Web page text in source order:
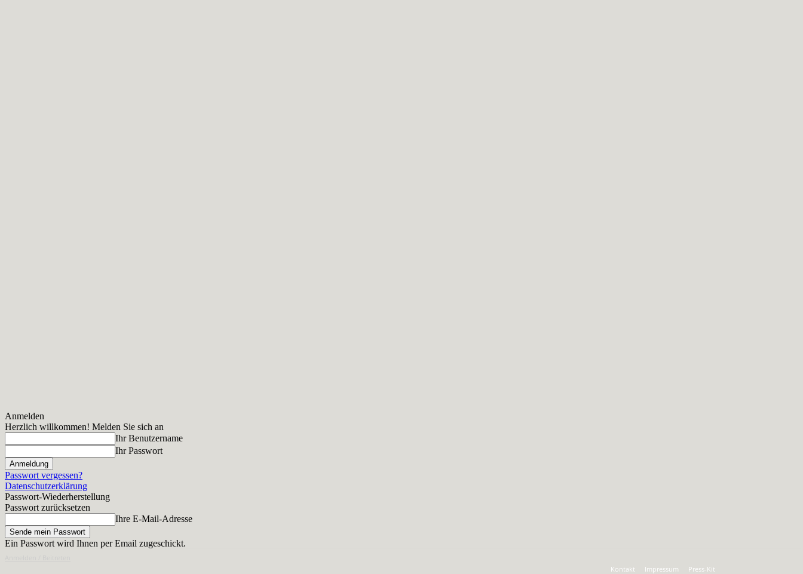
Anmelden
Herzlich willkommen! Melden Sie sich an
Ihr Benutzername
Ihr Passwort
Passwort vergessen?
Datenschutzerklärung
Passwort-Wiederherstellung
Passwort zurücksetzen
Ihre E-Mail-Adresse
Ein Passwort wird Ihnen per Email zugeschickt.
Kontakt
Impressum Press-Kit